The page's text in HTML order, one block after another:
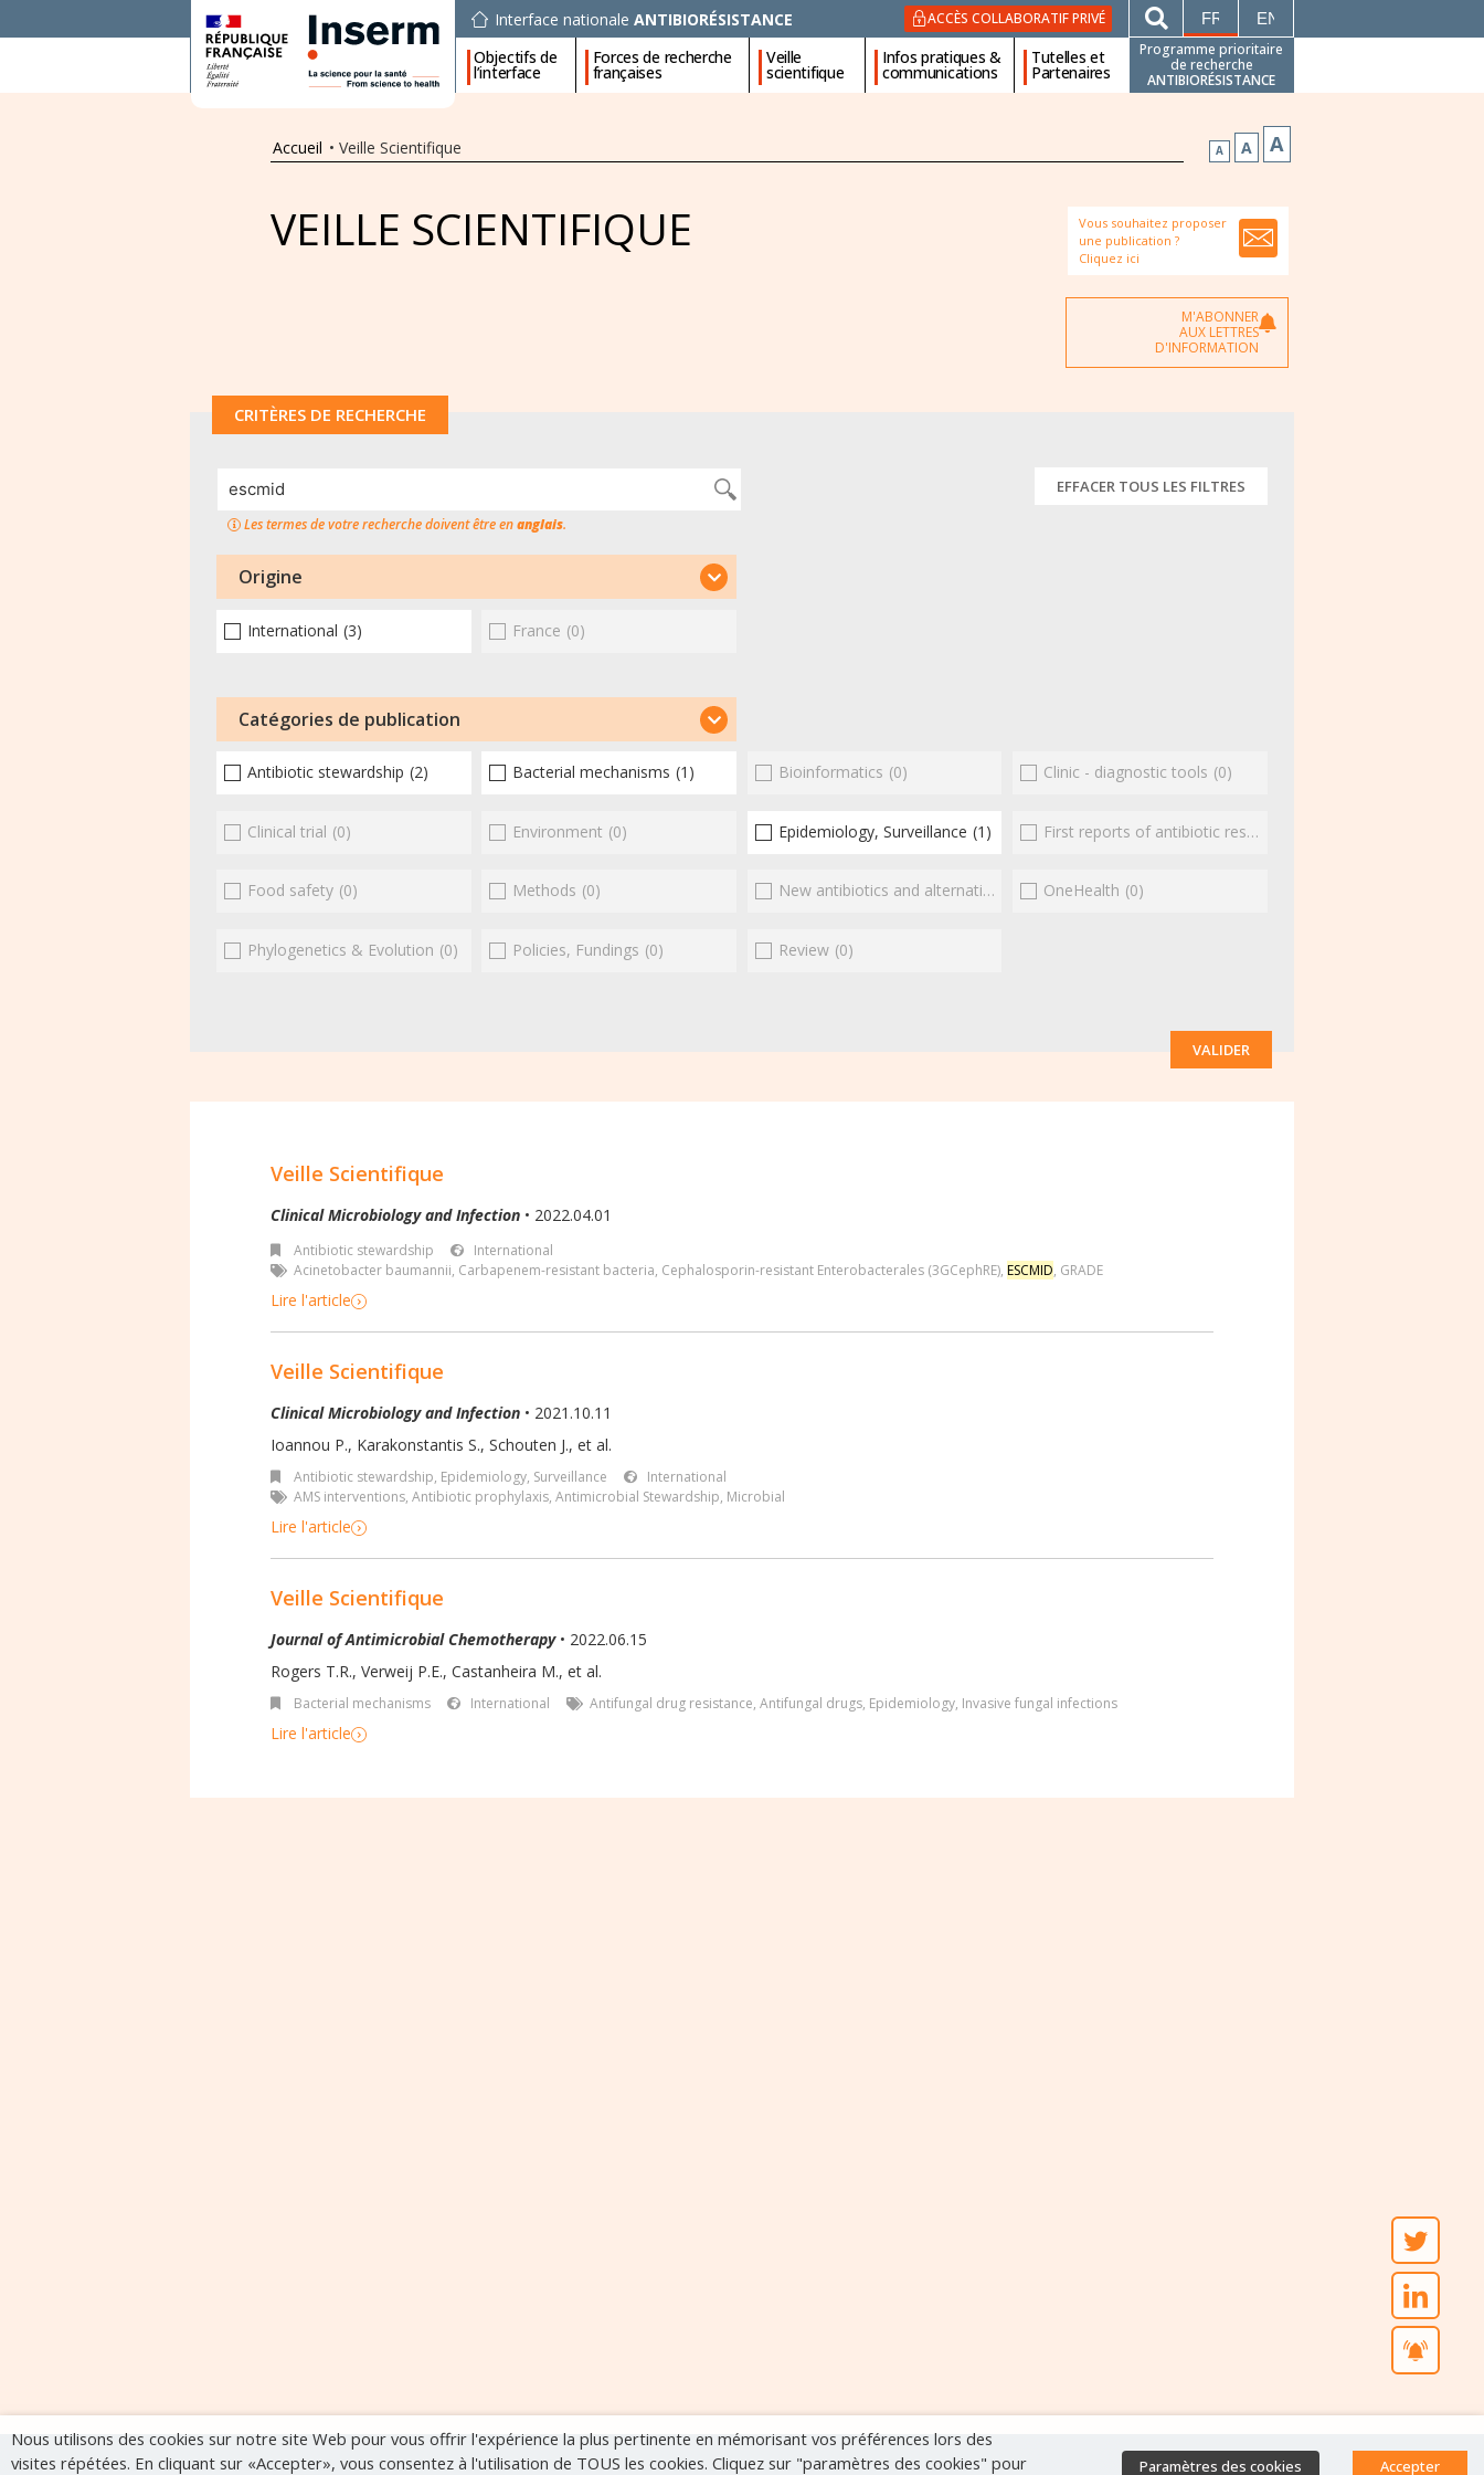
Interface nationale ANTIBIORÉSISTANCE ACCÈS COLLABORATIF PRIVÉ FRANÇAISENGLISH
Objectifs de
l’interface
Forces de recherche
françaises
Veille
scientifique
Infos pratiques &
communications
Tutelles et
Partenaires
Programme prioritaire
de recherche
ANTIBIORÉSISTANCE
Accueil • Veille Scientifique A A A
VEILLE SCIENTIFIQUE
Vous souhaitez proposer
une publication ?
Cliquez ici
M'ABONNER
AUX LETTRES
D'INFORMATION
CRITÈRES DE RECHERCHE
Les termes de votre recherche doivent être enanglais.
EFFACER TOUS LES FILTRES
Origine
International (3) France (0)
Catégories de publication
Antibiotic stewardship (2) Bacterial mechanisms (1) Bioinformatics (0) Clinic - diagnostic tools (0)
Clinical trial (0) Environment (0) Epidemiology, Surveillance (1) First reports of antibiotic resistance
Food safety (0) Methods (0) New antibiotics and alternatives (0) OneHealth (0)
Phylogenetics & Evolution (0) Policies, Fundings (0) Review (0)
VALIDER
Veille Scientifique
Clinical Microbiology and Infection • 2022.04.01
Antibiotic stewardship
International
Acinetobacter baumannii, Carbapenem-resistant bacteria, Cephalosporin-resistant Enterobacterales (3GCephRE), ESCMID, GRADE
Lire l'article
Veille Scientifique
Clinical Microbiology and Infection • 2021.10.11
Ioannou P., Karakonstantis S., Schouten J., et al.
Antibiotic stewardship, Epidemiology, Surveillance
International
AMS interventions, Antibiotic prophylaxis, Antimicrobial Stewardship, Microbial
Lire l'article
Veille Scientifique
Journal of Antimicrobial Chemotherapy• 2022.06.15
Rogers T.R., Verweij P.E., Castanheira M., et al.
Bacterial mechanisms International Antifungal drug resistance, Antifungal drugs, Epidemiology, Invasive fungal infections
Lire l'article
Nous utilisons des cookies sur notre site Web pour vous offrir l'expérience la plus pertinente en mémorisant vos préférences lors des
visites répétées. En cliquant sur «Accepter», vous consentez à l'utilisation de TOUS les cookies. Cliquez sur "paramètres des cookies" pour
Paramètres des cookies Accepter